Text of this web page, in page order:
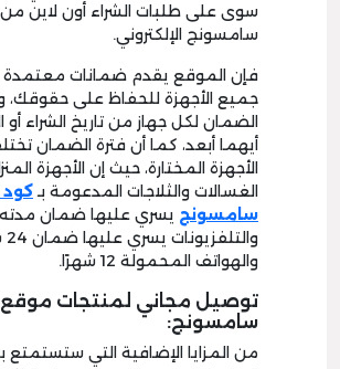
سوى على طلبات الشراء أون لاين
سامسونج الإلكتروني.
جميع الأجهزة للحفاظ على حقوقك،
الضمان لكل جهاز من تاريخ الشراء أو
أيهما أبعد، كما أن فترة الضمان
الأجهزة المختارة، حيث إن الأجهزة
الغسالات والثلاجات المدعومة بـ
سامسونج
والهواتف المحمولة 12 شهرًا.
توصيل مجاني لمنتجات موقع
سامسونج:
من المزايا الإضافية التي